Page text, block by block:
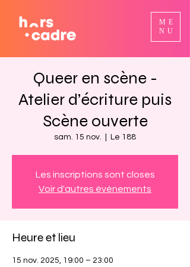
ME
NU
Queer en scène -
Atelier d’écriture puis
Scène ouverte
sam. 15 nov. Le 188
Les inscriptions sont closes
Voir d'autres événements
Heure et lieu
15 nov. 2025, 19:00 – 23:00